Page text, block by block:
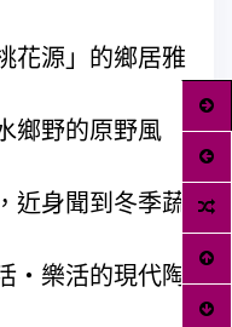
花源」的鄉居雅
鄉野的原野風
近身聞到冬季蔬
‧樂活的現代陶